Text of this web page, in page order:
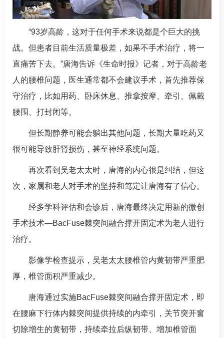
“93岁高龄，这对于任何手术来说都是个巨大的挑
战。但患者目前生活质量极差，如果不手术治疗，将一
直痛苦下去。”唐海告诉《生命时报》记者，对于高龄老
人的腰椎问题，医生通常都不会建议手术，首先推荐保
守治疗，比如用药、卧床休息、推拿按摩、牵引、佩戴
腰围、打封闭等。
但长期静养可能会躺出其他问题，长期大量吃药又
很可能导致肝肾损伤，甚至神经系统问题。
再次看到吴老太太时， 唐海的内心很是纠结，但这
次，家属和老人对手术的坚持和笃定让唐海有了信心。
经多学科评估和会诊后， 唐海最终决定用新的微创
手术技术—BacFuse棘突间融合撑开固定术为老人进行
治疗。
影像学检查提示，吴老太太腰椎管内黄韧带严重肥
厚，椎管面积严重减少。
唐海通过实施BacFuse棘突间融合撑开固定术，即
在腰麻下行体内棘突间提供持续的内牵引，关节突开窗
切除增生的黄韧带，持续牵拉后纵韧带、增加椎管面